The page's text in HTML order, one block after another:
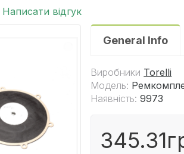
Написати відгук
General Info
Виробники Torelli
Модель:
Наявність: 9973